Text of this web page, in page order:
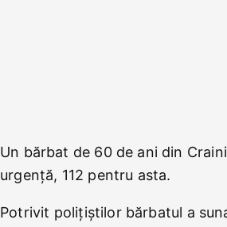
Un bărbat de 60 de ani din
urgență, 112 pentru asta.
Potrivit polițiștilor bărbatul a